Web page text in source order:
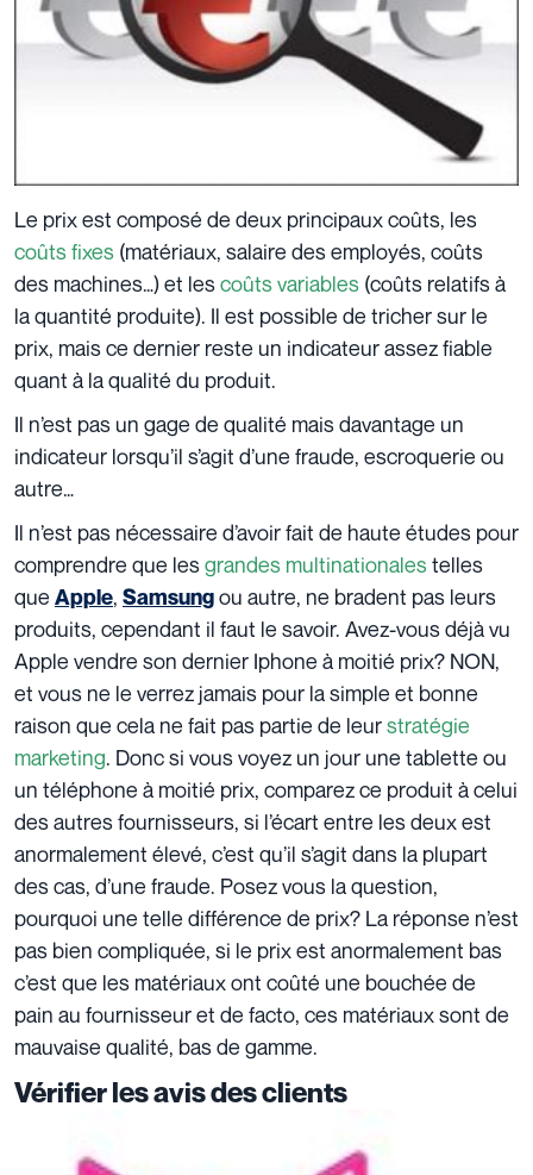
Le prix est composé de deux principaux coûts, les
coûts fixes (matériaux, salaire des employés, coûts
des machines…) et lescoûts variables (coûts relatifs à
la quantité produite). Il est possible de tricher sur le
prix, mais ce dernier reste un indicateur assez fiable
quant à la qualité du produit.
Il n’est pas un gage de qualité mais davantage un
indicateur lorsqu’il s’agit d’une fraude, escroquerie ou
autre…
Il n’est pas nécessaire d’avoir fait de haute études pour
comprendre que lesgrandes multinationalestelles
que Apple, Samsungou autre, ne bradent pas leurs
produits, cependant il faut le savoir. Avez-vous déjà vu
Apple vendre son dernier Iphone à moitié prix? NON,
et vous ne le verrez jamais pour la simple et bonne
raison que cela ne fait pas partie de leurstratégie
marketing. Donc si vous voyez un jour une tablette ou
un téléphone à moitié prix, comparez ce produit à celui
des autres fournisseurs, si l’écart entre les deux est
anormalement élevé, c’est qu’il s’agit dans la plupart
des cas, d’une fraude. Posez vous la question,
pourquoi une telle différence de prix? La réponse n’est
pas bien compliquée, si le prix est anormalement bas
c’est que les matériaux ont coûté une bouchée de
pain au fournisseur et de facto, ces matériaux sont de
mauvaise qualité, bas de gamme.
Vérifier les avis des clients